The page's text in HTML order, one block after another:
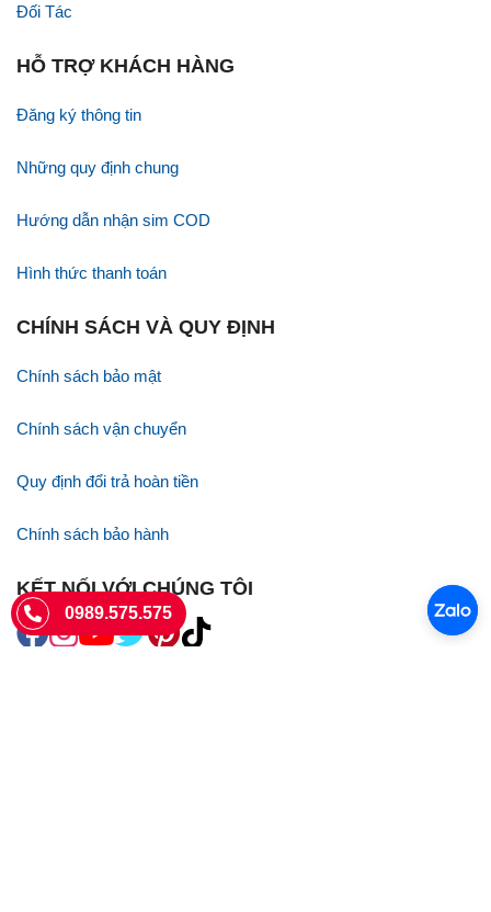
Đối Tác
HỖ TRỢ KHÁCH HÀNG
Đăng ký thông tin
Những quy định chung
Hướng dẫn nhận sim COD
Hình thức thanh toán
CHÍNH SÁCH VÀ QUY ĐỊNH
Chính sách bảo mật
Chính sách vận chuyển
Quy định đổi trả hoàn tiền
Chính sách bảo hành
KẾT NỐI VỚI CHÚNG TÔI
0989.575.575